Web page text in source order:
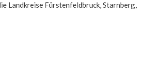
Landkreise Fürstenfeldbruck, Starnberg,